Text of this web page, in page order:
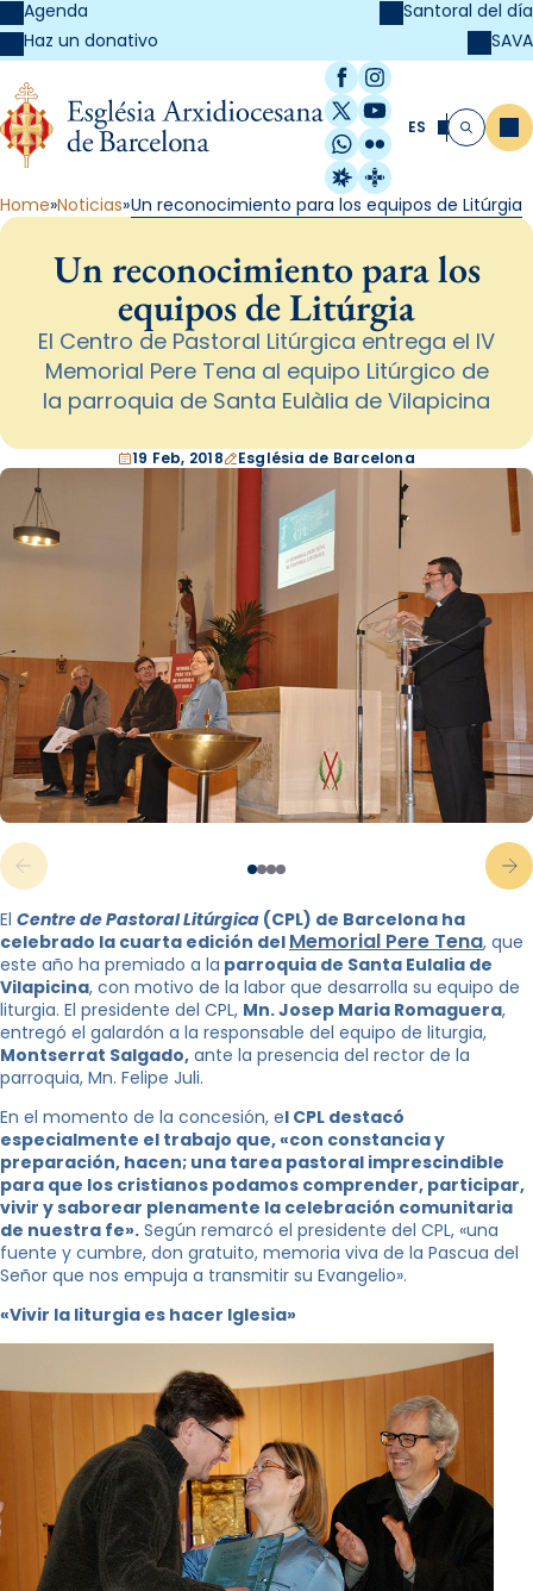
Agenda
Haz un donativo
Santoral del día
SAVA
Facebook
Instagram
X / Twitter
YouTube
WhatsApp
Flickr
Radio Estel
Catalunya
ES Buscar
Home Noticias Un reconocimiento para los equipos de Litúrgia
Un reconocimiento para los
equipos de Litúrgia
El Centro de Pastoral Litúrgica entrega el IV
Memorial Pere Tena al equipo Litúrgico de
la parroquia de Santa Eulàlia de Vilapicina
19 Feb, 2018 Església de Barcelona
El Centre de Pastoral Litúrgica (CPL) de Barcelona ha
celebrado la cuarta edición del Memorial Pere Tena, que
este año ha premiado a la parroquia de Santa Eulalia de
Vilapicina, con motivo de la labor que desarrolla su equipo de
liturgia. El presidente del CPL, Mn. Josep Maria Romaguera,
entregó el galardón a la responsable del equipo de liturgia,
Montserrat Salgado, ante la presencia del rector de la
parroquia, Mn. Felipe Juli.
En el momento de la concesión, el CPL destacó
especialmente el trabajo que, «con constancia y
preparación, hacen; una tarea pastoral imprescindible
para que los cristianos podamos comprender, participar,
vivir y saborear plenamente la celebración comunitaria
de nuestra fe». Según remarcó el presidente del CPL, «una
fuente y cumbre, don gratuito, memoria viva de la Pascua del
Señor que nos empuja a transmitir su Evangelio».
«Vivir la liturgia es hacer Iglesia»